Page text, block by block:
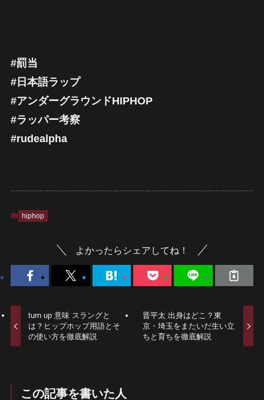
#罰当
#日本語ラップ
#アンダーグラウンドHIPHOP
#ラッパー考察
#rudealpha
hiphop
よかったらシェアしてね！
turn up 意味 スラングと
は？ヒップホップ用語とそ
の使い方を徹底解説
晋平太 出身はどこ？東
京・埼玉をまたいだ生い立
ちと育ちを徹底解説
この記事を書いた人